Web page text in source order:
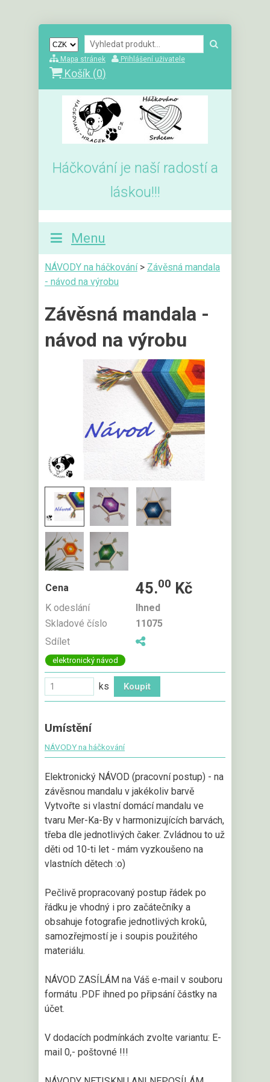
Mapa stránek Přihlášení uživatele
Košík (0)
Háčkování je naší radostí a
láskou!!!
Menu
NÁVODY na háčkování > Závěsná mandala
- návod na výrobu
Závěsná mandala -
návod na výrobu
Cena 45.00 Kč
K odeslání
Ihned
Skladové číslo
11075
Sdílet
elektronický návod
ks
Umístění
NÁVODY na háčkování
Elektronický NÁVOD (pracovní postup) - na
závěsnou mandalu v jakékoliv barvě
Vytvořte si vlastní domácí mandalu ve
tvaru Mer-Ka-By v harmonizujících barvách,
třeba dle jednotlivých čaker. Zvládnou to už
děti od 10-ti let - mám vyzkoušeno na
vlastních dětech :o)
Pečlivě propracovaný postup řádek po
řádku je vhodný i pro začátečníky a
obsahuje fotografie jednotlivých kroků,
samozřejmostí je i soupis použitého
materiálu.
NÁVOD ZASÍLÁM na Váš e-mail v souboru
formátu .PDF ihned po připsání částky na
účet.
V dodacích podmínkách zvolte variantu: E-
mail 0,- poštovné !!!